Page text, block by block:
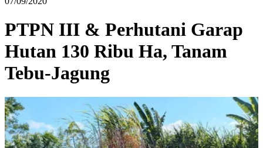
PTPN III & Perhutani Garap
Hutan 130 Ribu Ha, Tanam
Tebu-Jagung